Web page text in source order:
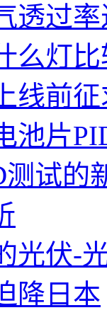
透过
么灯
线前
池片
测试的
光伏-
降日本